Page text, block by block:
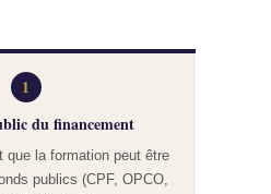
1
du financement
que la formation peut être
publics (CPF, OPCO,